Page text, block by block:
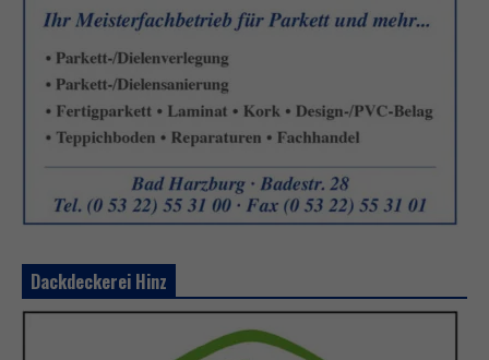
Dackdeckerei Hinz